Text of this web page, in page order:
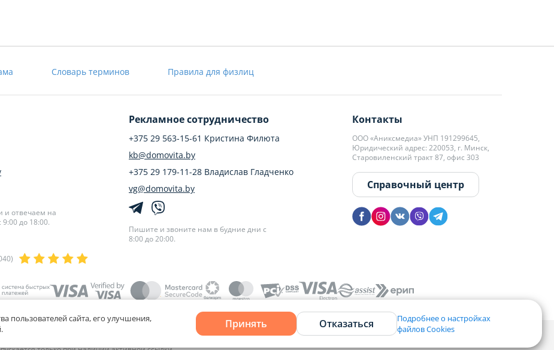
Словарь терминов Правила для физлиц
отвечаем на
до 18:00.
Рекламное сотрудничество
+375 29 563-15-61 Кристина Филюта
kb@domovita.by
+375 29 179-11-28 Владислав Гладченко
vg@domovita.by
Пишите и звоните нам в будние дни с
8:00 до 20:00.
Контакты
ООО «Аниксмедиа» УНП 191299645,
Юридический адрес: 220053, г. Минск,
Старовиленский тракт 87, офис 303
Справочный центр
cookie
пользователей сайта, его улучшения,
Принять Отказаться
Подробнее о настройках
файлов Cookies